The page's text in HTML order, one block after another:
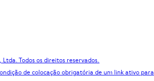
Todos os direitos reservados.
de colocação obrigatória de um link ativo para